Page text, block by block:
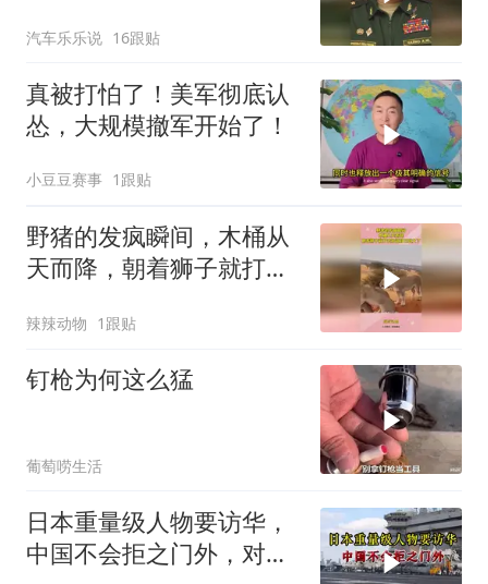
身亡！
汽车乐乐说 16跟贴
真被打怕了！美军彻底认
怂，大规模撤军开始了！
小豆豆赛事 1跟贴
野猪的发疯瞬间，木桶从
天而降，朝着狮子就打去
辣辣动物 1跟贴
钉枪为何这么猛
葡萄唠生活
日本重量级人物要访华，
中国不会拒之门外，对日